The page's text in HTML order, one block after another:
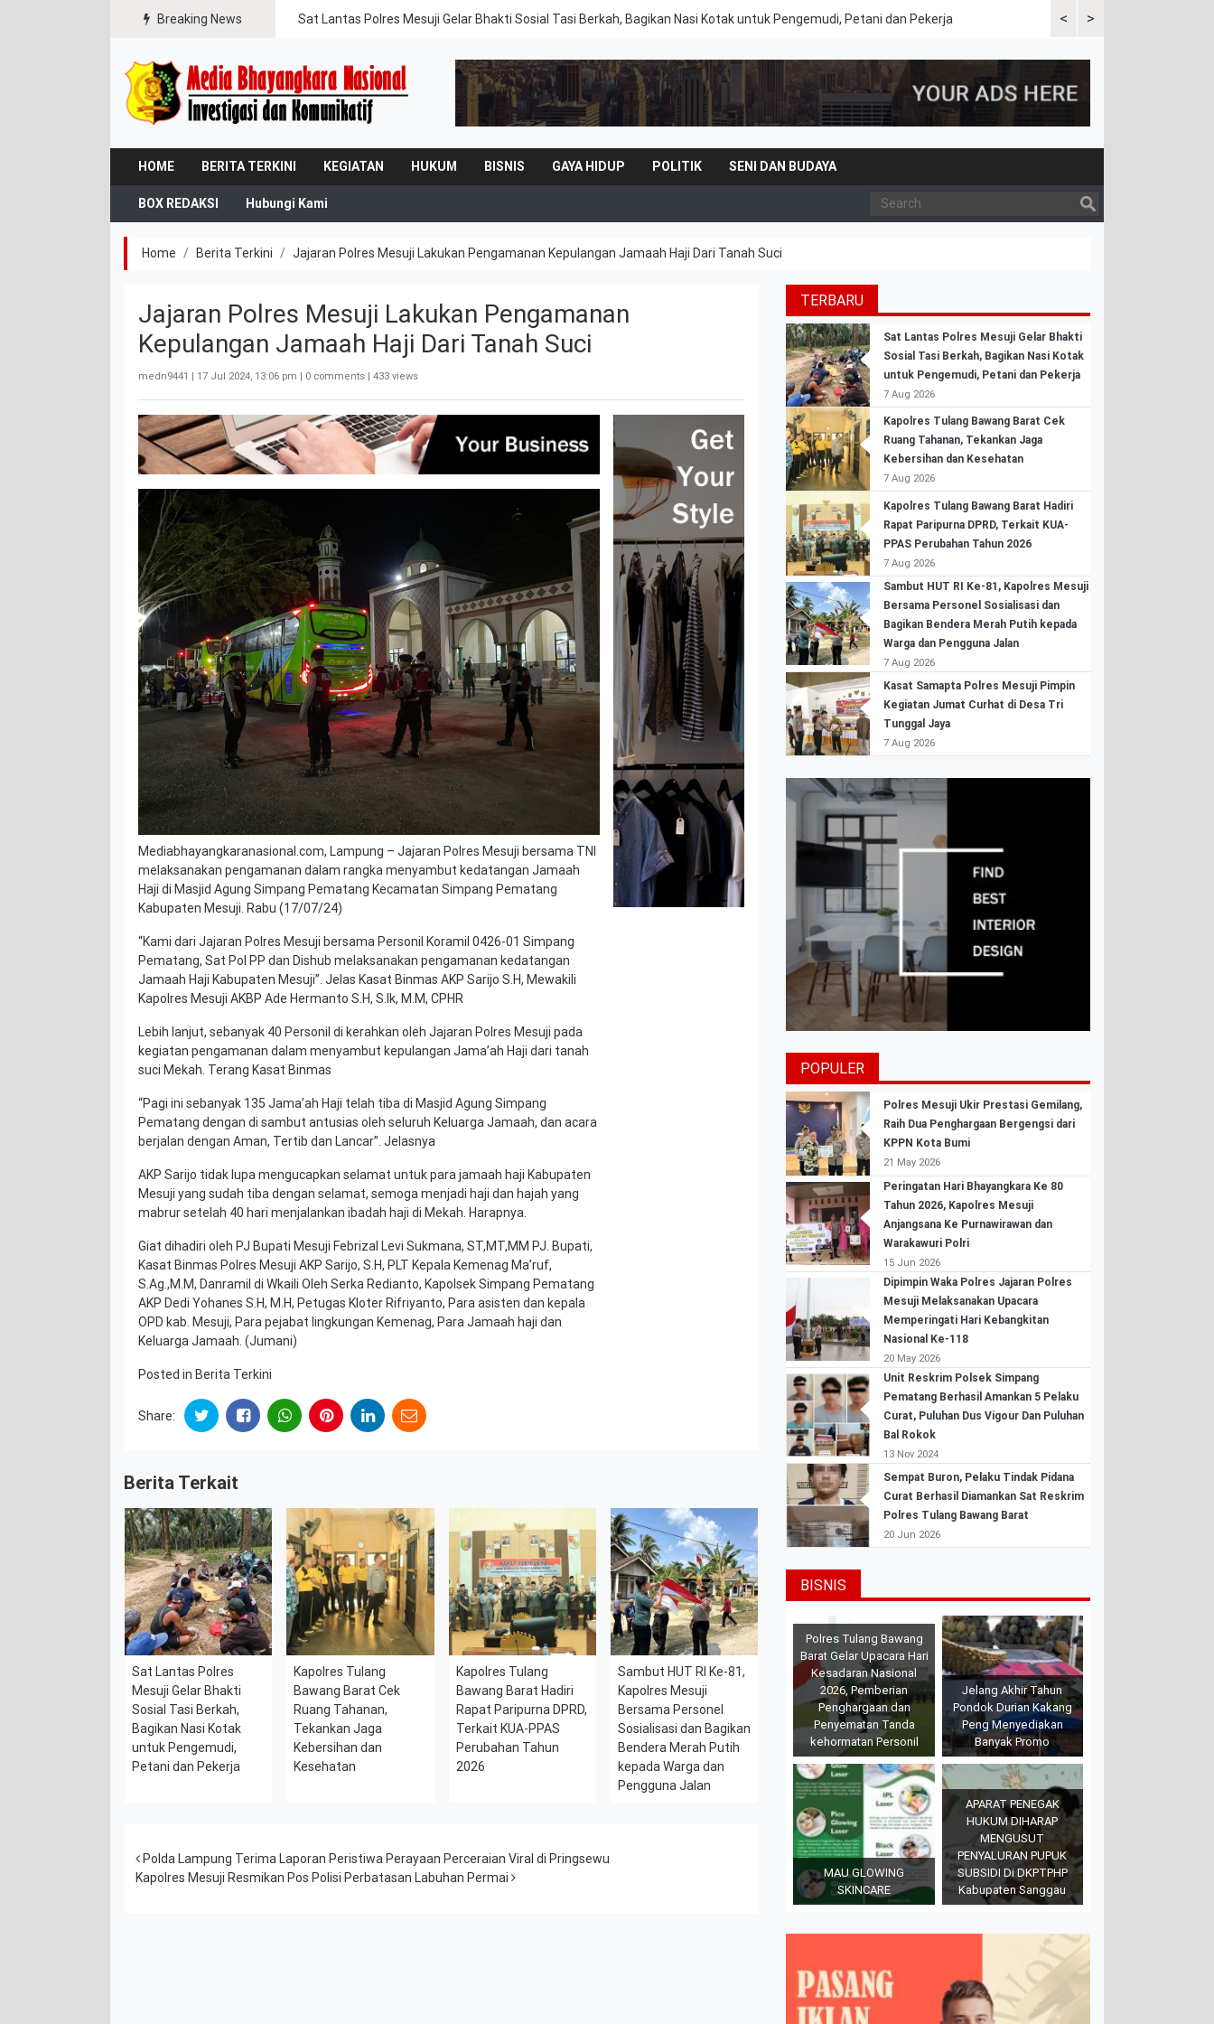
Breaking News <
Sat Lantas Polres Mesuji Gelar Bhakti Sosial Tasi Berkah, Bagikan Nasi Kotak untuk Pengemudi, Petani dan Pekerja Kapolres Tulang Bawang
>
HOME BERITA TERKINI KEGIATAN HUKUM BISNIS GAYA HIDUP POLITIK SENI DAN BUDAYA
BOX REDAKSI Hubungi Kami
Home Berita Terkini Jajaran Polres Mesuji Lakukan Pengamanan Kepulangan Jamaah Haji Dari Tanah Suci
Jajaran Polres Mesuji Lakukan Pengamanan
Kepulangan Jamaah Haji Dari Tanah Suci
medn9441 | 17 Jul 2024, 13:06 pm | 0 comments | 433 views
Mediabhayangkaranasional.com, Lampung – Jajaran Polres Mesuji bersama TNI
melaksanakan pengamanan dalam rangka menyambut kedatangan Jamaah
Haji di Masjid Agung Simpang Pematang Kecamatan Simpang Pematang
Kabupaten Mesuji. Rabu (17/07/24)
“Kami dari Jajaran Polres Mesuji bersama Personil Koramil 0426-01 Simpang
Pematang, Sat Pol PP dan Dishub melaksanakan pengamanan kedatangan
Jamaah Haji Kabupaten Mesuji”. Jelas Kasat Binmas AKP Sarijo S.H, Mewakili
Kapolres Mesuji AKBP Ade Hermanto S.H, S.Ik, M.M, CPHR
Lebih lanjut, sebanyak 40 Personil di kerahkan oleh Jajaran Polres Mesuji pada
kegiatan pengamanan dalam menyambut kepulangan Jama’ah Haji dari tanah
suci Mekah. Terang Kasat Binmas
“Pagi ini sebanyak 135 Jama’ah Haji telah tiba di Masjid Agung Simpang
Pematang dengan di sambut antusias oleh seluruh Keluarga Jamaah, dan acara
berjalan dengan Aman, Tertib dan Lancar”. Jelasnya
AKP Sarijo tidak lupa mengucapkan selamat untuk para jamaah haji Kabupaten
Mesuji yang sudah tiba dengan selamat, semoga menjadi haji dan hajah yang
mabrur setelah 40 hari menjalankan ibadah haji di Mekah. Harapnya.
Giat dihadiri oleh PJ Bupati Mesuji Febrizal Levi Sukmana, ST,MT,MM PJ. Bupati,
Kasat Binmas Polres Mesuji AKP Sarijo, S.H, PLT Kepala Kemenag Ma’ruf,
S.Ag.,M.M, Danramil di Wkaili Oleh Serka Redianto, Kapolsek Simpang Pematang
AKP Dedi Yohanes S.H, M.H, Petugas Kloter Rifriyanto, Para asisten dan kepala
OPD kab. Mesuji, Para pejabat lingkungan Kemenag, Para Jamaah haji dan
Keluarga Jamaah. (Jumani)
Posted in Berita Terkini
Share:
Berita Terkait
Sat Lantas Polres
Mesuji Gelar Bhakti
Sosial Tasi Berkah,
Bagikan Nasi Kotak
untuk Pengemudi,
Petani dan Pekerja
Kapolres Tulang
Bawang Barat Cek
Ruang Tahanan,
Tekankan Jaga
Kebersihan dan
Kesehatan
Kapolres Tulang
Bawang Barat Hadiri
Rapat Paripurna DPRD,
Terkait KUA-PPAS
Perubahan Tahun
2026
Sambut HUT RI Ke-81,
Kapolres Mesuji
Bersama Personel
Sosialisasi dan Bagikan
Bendera Merah Putih
kepada Warga dan
Pengguna Jalan
Post navigation
Polda Lampung Terima Laporan Peristiwa Perayaan Perceraian Viral di Pringsewu
Kapolres Mesuji Resmikan Pos Polisi Perbatasan Labuhan Permai
TERBARU
Sat Lantas Polres Mesuji Gelar Bhakti
Sosial Tasi Berkah, Bagikan Nasi Kotak
untuk Pengemudi, Petani dan Pekerja
7 Aug 2026
Kapolres Tulang Bawang Barat Cek
Ruang Tahanan, Tekankan Jaga
Kebersihan dan Kesehatan
7 Aug 2026
Kapolres Tulang Bawang Barat Hadiri
Rapat Paripurna DPRD, Terkait KUA-
PPAS Perubahan Tahun 2026
7 Aug 2026
Sambut HUT RI Ke-81, Kapolres Mesuji
Bersama Personel Sosialisasi dan
Bagikan Bendera Merah Putih kepada
Warga dan Pengguna Jalan
7 Aug 2026
Kasat Samapta Polres Mesuji Pimpin
Kegiatan Jumat Curhat di Desa Tri
Tunggal Jaya
7 Aug 2026
POPULER
Polres Mesuji Ukir Prestasi Gemilang,
Raih Dua Penghargaan Bergengsi dari
KPPN Kota Bumi
21 May 2026
Peringatan Hari Bhayangkara Ke 80
Tahun 2026, Kapolres Mesuji
Anjangsana Ke Purnawirawan dan
Warakawuri Polri
15 Jun 2026
Dipimpin Waka Polres Jajaran Polres
Mesuji Melaksanakan Upacara
Memperingati Hari Kebangkitan
Nasional Ke-118
20 May 2026
Unit Reskrim Polsek Simpang
Pematang Berhasil Amankan 5 Pelaku
Curat, Puluhan Dus Vigour Dan Puluhan
Bal Rokok
13 Nov 2024
Sempat Buron, Pelaku Tindak Pidana
Curat Berhasil Diamankan Sat Reskrim
Polres Tulang Bawang Barat
20 Jun 2026
BISNIS
Polres Tulang Bawang
Barat Gelar Upacara Hari
Kesadaran Nasional
2026, Pemberian
Penghargaan dan
Penyematan Tanda
kehormatan Personil
Jelang Akhir Tahun
Pondok Durian Kakang
Peng Menyediakan
Banyak Promo
MAU GLOWING
SKINCARE
APARAT PENEGAK
HUKUM DIHARAP
MENGUSUT
PENYALURAN PUPUK
SUBSIDI Di DKPTPHP
Kabupaten Sanggau